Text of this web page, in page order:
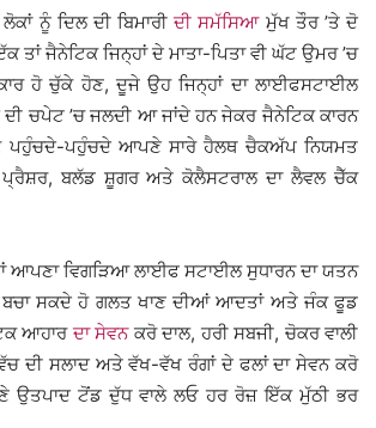
ਨੂੰ ਦਿਲ ਦੀ ਬਿਮਾਰੀਦੀ ਸਮੱਸਿਆਮੁੱਖ ਤੌਰ ’ਤੇ ਦੋ
ਤਾਂ ਜੈਨੇਟਿਕ ਜਿਨ੍ਹਾਂ ਦੇ ਮਾਤਾ-ਪਿਤਾ ਵੀ ਘੱਟ ਉਮਰ ’ਚ
ਹੋ ਚੁੱਕੇ ਹੋਣ, ਦੂਜੇ ਉਹ ਜਿਨ੍ਹਾਂ ਦਾ ਲਾਈਫਸਟਾਈਲ
ਚਪੇਟ ’ਚ ਜਲਦੀ ਆ ਜਾਂਦੇ ਹਨ ਜੇਕਰ ਜੈਨੇਟਿਕ ਕਾਰਨ
ਪਹੁੰਚਦੇ-ਪਹੁੰਚਦੇ ਆਪਣੇ ਸਾਰੇ ਹੈਲਥ ਚੈਕਅੱਪ ਨਿਯਮਤ
ਬਲੱਡ ਸ਼ੂਗਰ ਅਤੇ ਕੋਲੈਸਟਰਾਲ ਦਾ ਲੈਵਲ ਚੈੱਕ
ਆਪਣਾ ਵਿਗੜਿਆ ਲਾਈਫ ਸਟਾਈਲ ਸੁਧਾਰਨ ਦਾ ਯਤਨ
ਸਕਦੇ ਹੋ ਗਲਤ ਖਾਣ ਦੀਆਂ ਆਦਤਾਂ ਅਤੇ ਜੰਕ ਫੂਡ
ਆਹਾਰ ਦਾ ਸੇਵਨਕਰੋ ਦਾਲ, ਹਰੀ ਸਬਜੀ, ਚੋਕਰ ਵਾਲੀ
ਦੀ ਸਲਾਦ ਅਤੇ ਵੱਖ-ਵੱਖ ਰੰਗਾਂ ਦੇ ਫਲਾਂ ਦਾ ਸੇਵਨ ਕਰੋ
ਉਤਪਾਦ ਟੋਂਡ ਦੁੱਧ ਵਾਲੇ ਲਓ ਹਰ ਰੋਜ਼ ਇੱਕ ਮੁੱਠੀ ਭਰ